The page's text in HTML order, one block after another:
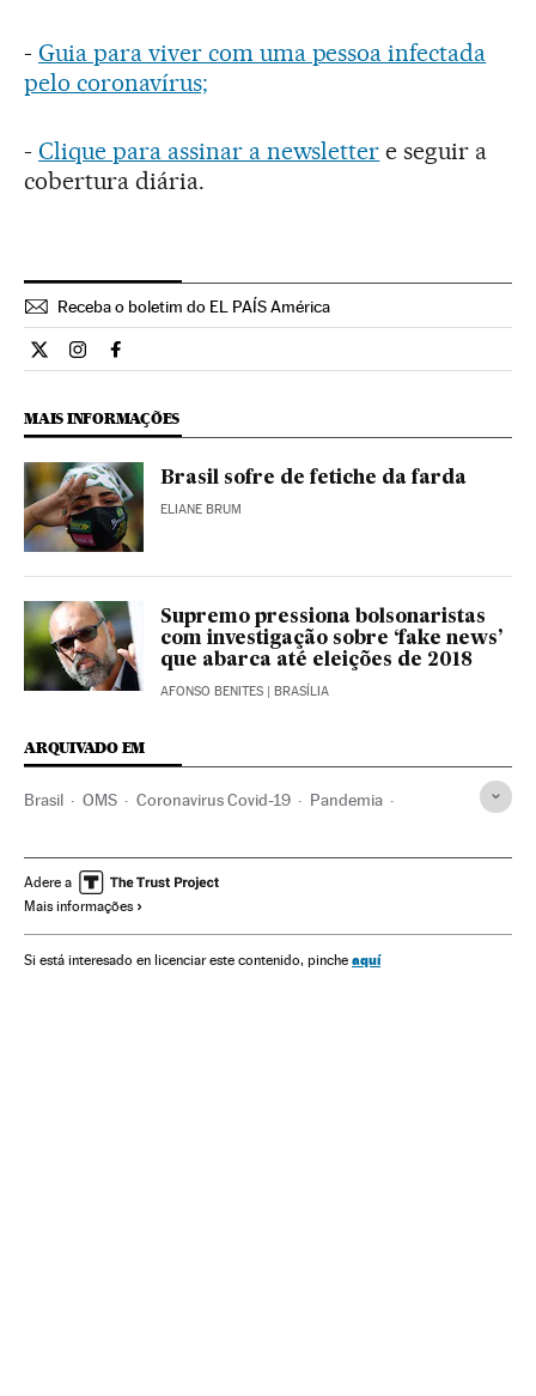
- Guia para viver com uma pessoa infectada
pelo coronavírus;
- Clique para assinar a newsletter e seguir a
cobertura diária.
Receba o boletim do EL PAÍS América
Opiniao El País Brasil en Twitter
Opiniao El País Brasil en Instagram
Opiniao El País Brasil en Facebook
MAIS INFORMAÇÕES
Brasil sofre de fetiche da farda
ELIANE BRUM
Supremo pressiona bolsonaristas
com investigação sobre ‘fake news’
que abarca até eleições de 2018
AFONSO BENITES | BRASÍLIA
ARQUIVADO EM
Brasil OMS Coronavirus Covid-19 Pandemia
Ministério Saúde Psicanálise
Jair Bolsonaro
Adere a
Mais informações
Si está interesado en licenciar este contenido, pinche aquí